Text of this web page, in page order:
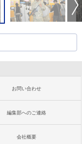
お問い合わせ
編集部へのご連絡
会社概要